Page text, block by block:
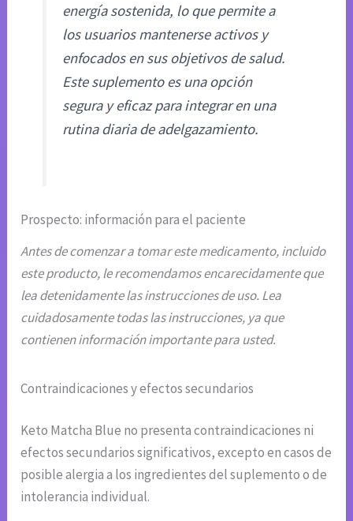
energía sostenida, lo que permite a
los usuarios mantenerse activos y
enfocados en sus objetivos de salud.
Este suplemento es una opción
segura y eficaz para integrar en una
rutina diaria de adelgazamiento.
Prospecto: información para el paciente
Antes de comenzar a tomar este medicamento, incluido
este producto, le recomendamos encarecidamente que
lea detenidamente las instrucciones de uso. Lea
cuidadosamente todas las instrucciones, ya que
contienen información importante para usted.
Contraindicaciones y efectos secundarios
Keto Matcha Blue no presenta contraindicaciones ni
efectos secundarios significativos, excepto en casos de
posible alergia a los ingredientes del suplemento o de
intolerancia individual.